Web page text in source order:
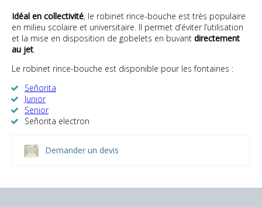
Idéal en collectivité, le robinet rince-bouche est très populaire
en milieu scolaire et universitaire. Il permet d’éviter l’utilisation
et la mise en disposition de gobelets en buvant directement
au jet.
Le robinet rince-bouche est disponible pour les fontaines :
Señorita
Junior
Senior
Señorita electron
Demander un devis